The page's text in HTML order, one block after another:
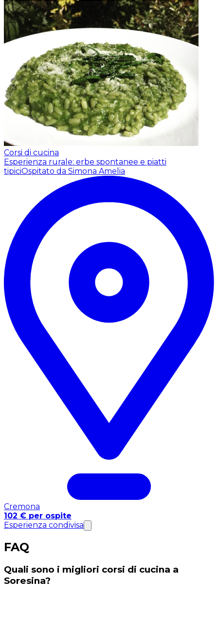
Corsi di cucina
Esperienza rurale: erbe spontanee e piatti
tipiciOspitato da Simona Amelia
Cremona
102 € per ospite
Esperienza condivisa
FAQ
Quali sono i migliori corsi di cucina a
Soresina?